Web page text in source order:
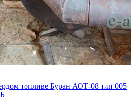
топливе Буран АОТ-08 тип 005